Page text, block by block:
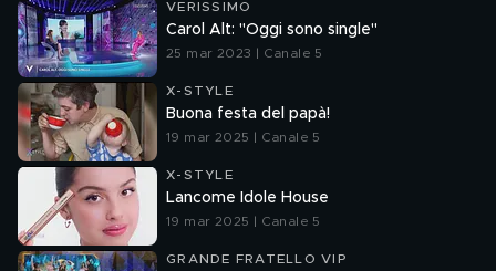
VERISSIMO
Carol Alt: "Oggi sono single"
25 mar 2023 | Canale 5
X-STYLE
Buona festa del papà!
19 mar 2025 | Canale 5
X-STYLE
Lancome Idole House
19 mar 2025 | Canale 5
GRANDE FRATELLO VIP